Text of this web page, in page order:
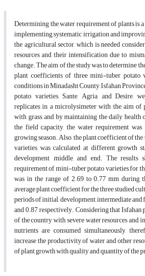
Determining the water requirement of plants is
implementing systematic irrigation and
the agricultural sector, which is needed
resources and their intensification due to
change. The aim of the study was to determine
plant coefficients of three mini-tuber potato
conditions in Minadasht County, Isfahan
potato varieties, Sante, Agria, and Desire,
replicates in a microlysimeter with the aim of
with grass, and by maintaining the daily
the field capacity, the water requirement
growing season. Also, the plant coefficient of
varieties was calculated at different growth
development, middle, and end. The results
requirement of mini-tuber potato varieties for
was in the range of 2.69 to 0.77 mm during
average plant coefficient for the three studied
periods of initial, development, intermediate and
and 0.87, respectively. Considering that Isfahan
of the country with severe water resources and
nutrients are consumed simultaneously,
increase the productivity of water and other
of plant growth with quality and quantity of the